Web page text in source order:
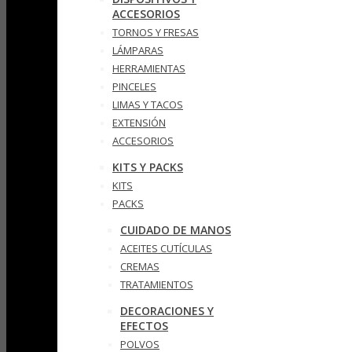
ACCESORIOS
TORNOS Y FRESAS
LÁMPARAS
HERRAMIENTAS
PINCELES
LIMAS Y TACOS
EXTENSIÓN
ACCESORIOS
KITS Y PACKS
KITS
PACKS
CUIDADO DE MANOS
ACEITES CUTÍCULAS
CREMAS
TRATAMIENTOS
DECORACIONES Y
EFECTOS
POLVOS